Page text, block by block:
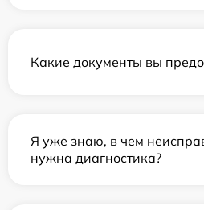
Какие документы вы
Я уже знаю, в чем
нужна диагностика?